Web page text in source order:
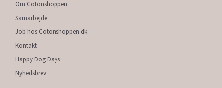
Om Cotonshoppen
Samarbejde
Job hos Cotonshoppen.dk
Kontakt
Happy Dog Days
Nyhedsbrev